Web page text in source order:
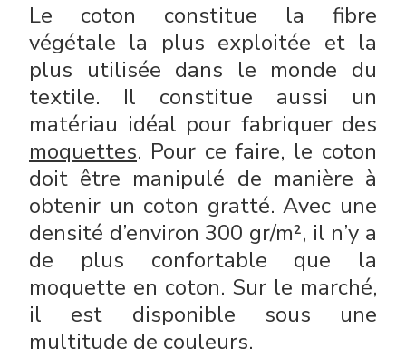
Le coton constitue la fibre
végétale la plus exploitée et la
plus utilisée dans le monde du
textile. Il constitue aussi un
matériau idéal pour fabriquer des
moquettes. Pour ce faire, le coton
doit être manipulé de manière à
obtenir un coton gratté. Avec une
densité d’environ 300 gr/m², il n’y a
de plus confortable que la
moquette en coton. Sur le marché,
il est disponible sous une
multitude de couleurs.